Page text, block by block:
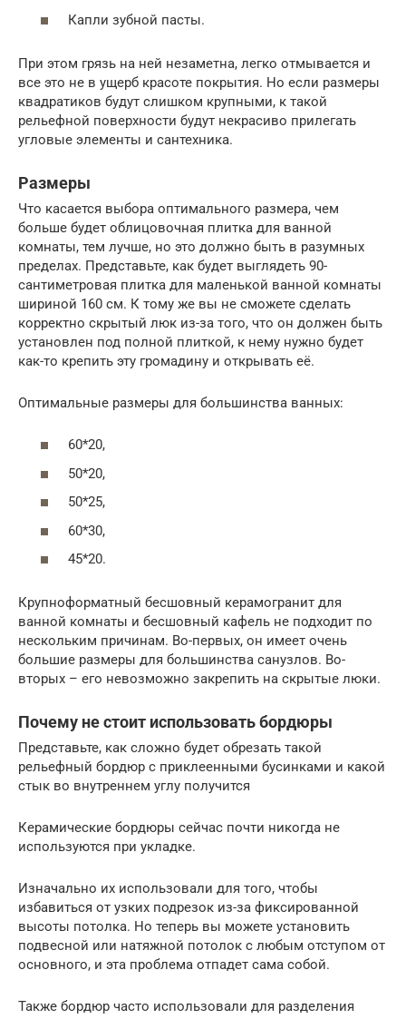
Капли зубной пасты.
При этом грязь на ней незаметна, легко отмывается и
все это не в ущерб красоте покрытия. Но если размеры
квадратиков будут слишком крупными, к такой
рельефной поверхности будут некрасиво прилегать
угловые элементы и сантехника.
Размеры
Что касается выбора оптимального размера, чем
больше будет облицовочная плитка для ванной
комнаты, тем лучше, но это должно быть в разумных
пределах. Представьте, как будет выглядеть 90-
сантиметровая плитка для маленькой ванной комнаты
шириной 160 см. К тому же вы не сможете сделать
корректно скрытый люк из-за того, что он должен быть
установлен под полной плиткой, к нему нужно будет
как-то крепить эту громадину и открывать её.
Оптимальные размеры для большинства ванных:
60*20,
50*20,
50*25,
60*30,
45*20.
Крупноформатный бесшовный керамогранит для
ванной комнаты и бесшовный кафель не подходит по
нескольким причинам. Во-первых, он имеет очень
большие размеры для большинства санузлов. Во-
вторых – его невозможно закрепить на скрытые люки.
Почему не стоит использовать бордюры
Представьте, как сложно будет обрезать такой
рельефный бордюр с приклеенными бусинками и какой
стык во внутреннем углу получится
Керамические бордюры сейчас почти никогда не
используются при укладке.
Изначально их использовали для того, чтобы
избавиться от узких подрезок из-за фиксированной
высоты потолка. Но теперь вы можете установить
подвесной или натяжной потолок с любым отступом от
основного, и эта проблема отпадет сама собой.
Также бордюр часто использовали для разделения